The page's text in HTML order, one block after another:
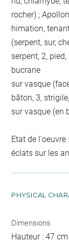
rocher) ;
himation,
(serpent, sur,
serpent, 2,
bucrane
sur vasque
bâton, 3,
sur vasque (en
Etat de l'oeuvre
éclats sur les
PHYSICAL
Dimensions
Hauteur : 47